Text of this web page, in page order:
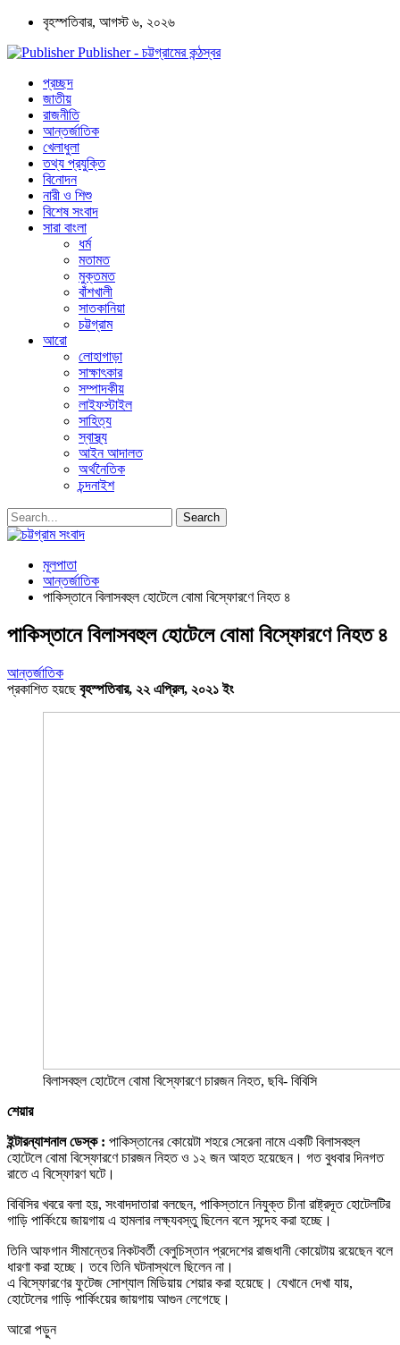
বৃহস্পতিবার, আগস্ট ৬, ২০২৬
Publisher - চট্টগ্রামের কন্ঠস্বর
প্রচ্ছদ
জাতীয়
রাজনীতি
আন্তর্জাতিক
খেলাধুলা
তথ্য প্রযুক্তি
বিনোদন
নারী ও শিশু
বিশেষ সংবাদ
সারা বাংলা
ধর্ম
মতামত
মুক্তমত
বাঁশখালী
সাতকানিয়া
চট্টগ্রাম
আরো
লোহাগাড়া
সাক্ষাৎকার
সম্পাদকীয়
লাইফস্টাইল
সাহিত্য
স্বাস্থ্য
আইন আদালত
অর্থনৈতিক
চন্দনাইশ
মূলপাতা
আন্তর্জাতিক
পাকিস্তানে বিলাসবহুল হোটেলে বোমা বিস্ফোরণে নিহত ৪
পাকিস্তানে বিলাসবহুল হোটেলে বোমা বিস্ফোরণে নিহত ৪
আন্তর্জাতিক
প্রকাশিত হয়ছেবৃহস্পতিবার, ২২ এপ্রিল, ২০২১ ইং
বিলাসবহুল হোটেলে বোমা বিস্ফোরণে চারজন নিহত, ছবি- বিবিসি
শেয়ার
ইন্টারন্যাশনাল ডেস্ক : পাকিস্তানের কোয়েটা শহরে সেরেনা নামে একটি বিলাসবহুল
হোটেলে বোমা বিস্ফোরণে চারজন নিহত ও ১২ জন আহত হয়েছেন। গত বুধবার দিনগত
রাতে এ বিস্ফোরণ ঘটে।
বিবিসির খবরে বলা হয়, সংবাদদাতারা বলছেন, পাকিস্তানে নিযুক্ত চীনা রাষ্ট্রদূত হোটেলটির
গাড়ি পার্কিংয়ে জায়গায় এ হামলার লক্ষ্যবস্তু ছিলেন বলে সন্দেহ করা হচ্ছে।
তিনি আফগান সীমান্তের নিকটবর্তী বেলুচিস্তান প্রদেশের রাজধানী কোয়েটায় রয়েছেন বলে
ধারণা করা হচ্ছে। তবে তিনি ঘটনাস্থলে ছিলেন না।
এ বিস্ফোরণের ফুটেজ সোশ্যাল মিডিয়ায় শেয়ার করা হয়েছে। যেখানে দেখা যায়,
হোটেলের গাড়ি পার্কিংয়ের জায়গায় আগুন লেগেছে।
আরো পড়ুন